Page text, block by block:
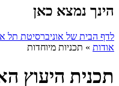
הינך נמצא כאן
לדף הבית של אוניברסיטת תל
אודות » תכניות מיוחדות
תכנית היעוץ